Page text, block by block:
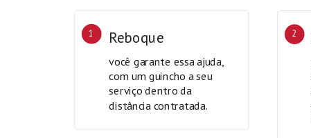
1 Reboque
você garante essa ajuda,
com um guincho a seu
serviço dentro da
distância contratada.
2